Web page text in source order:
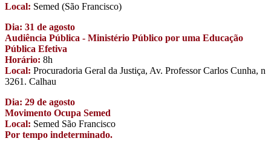
Local: Semed (São Francisco)
Dia: 31 de agosto
Audiência Pública - Ministério Público por uma Educação
Pública Efetiva
Horário: 8h
Local: Procuradoria Geral da Justiça, Av. Professor Carlos Cunha, n
3261. Calhau
Dia: 29 de agosto
Movimento Ocupa Semed
Local: Semed São Francisco
Por tempo indeterminado.